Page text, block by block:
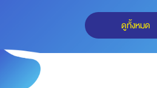
ดูทั้งหมด